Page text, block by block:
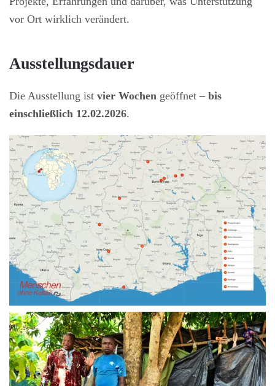
vor Ort wirklich verändert.
Ausstellungsdauer
Die Ausstellung ist vier Wochen geöffnet – bis
einschließlich 12.02.2026.